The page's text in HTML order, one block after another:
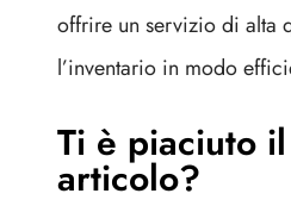
offrire un servizio di alta
l’inventario in modo
Ti è piaciuto
articolo?